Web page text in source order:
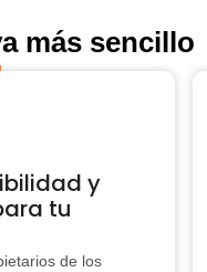
más sencillo
y
tu
de los